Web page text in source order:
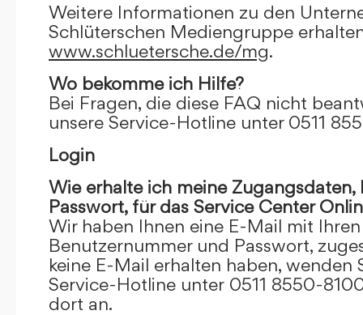
Weitere Informationen zu den
Schlüterschen Mediengruppe
www.schluetersche.de/mg.
Wo bekomme ich Hilfe?
Bei Fragen, die diese FAQ nicht
unsere Service-Hotline unter 0511
Login
Wie erhalte ich meine
Passwort, für das Service Center
Wir haben Ihnen eine E-Mail mit
Benutzernummer und Passwort,
keine E-Mail erhalten haben, wenden
Service-Hotline unter 0511 8550-
dort an.